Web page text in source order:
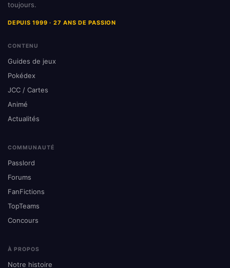
toujours.
DEPUIS 1999 · 27 ANS DE PASSION
CONTENU
Guides de jeux
Pokédex
JCC / Cartes
Animé
Actualités
COMMUNAUTÉ
Passlord
Forums
FanFictions
TopTeams
Concours
À PROPOS
Notre histoire